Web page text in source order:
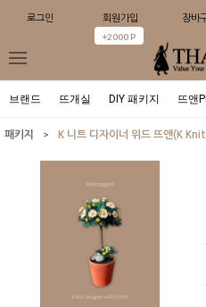
로그인 회원가입
+2000 P
장바
브랜드 뜨개실 DIY 패키지 뜨앤
패키지 > K 니트 디자이너 위드 뜨앤(K